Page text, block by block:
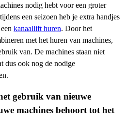
nodig hebt voor een groter
een seizoen heb je extra handjes
kanaallift huren. Door het
met het huren van machines,
van. De machines staan niet
dus ook nog de nodige
gebruik van nieuwe
machines behoort tot het